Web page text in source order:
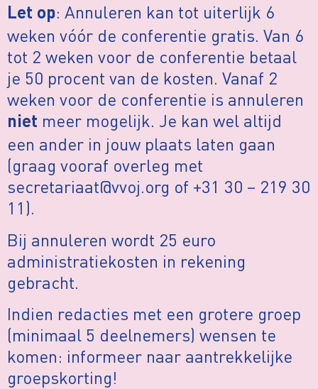
Let op: Annuleren kan tot uiterlijk 6
weken vóór de conferentie gratis. Van 6
tot 2 weken voor de conferentie betaal
je 50 procent van de kosten. Vanaf 2
weken voor de conferentie is annuleren
niet meer mogelijk. Je kan wel altijd
een ander in jouw plaats laten gaan
(graag vooraf overleg met
secretariaat@vvoj.org of +31 30 – 219 30
11).
Bij annuleren wordt 25 euro
administratiekosten in rekening
gebracht.
Indien redacties met een grotere groep
(minimaal 5 deelnemers) wensen te
komen: informeer naar aantrekkelijke
groepskorting!